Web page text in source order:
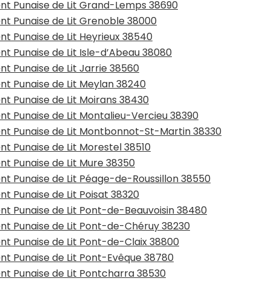
Punaise de Lit Grand-Lemps 38690
Punaise de Lit Grenoble 38000
Punaise de Lit Heyrieux 38540
Punaise de Lit Isle-d’Abeau 38080
Punaise de Lit Jarrie 38560
Punaise de Lit Meylan 38240
Punaise de Lit Moirans 38430
Punaise de Lit Montalieu-Vercieu 38390
Punaise de Lit Montbonnot-St-Martin 38330
Punaise de Lit Morestel 38510
Punaise de Lit Mure 38350
Punaise de Lit Péage-de-Roussillon 38550
Punaise de Lit Poisat 38320
Punaise de Lit Pont-de-Beauvoisin 38480
Punaise de Lit Pont-de-Chéruy 38230
Punaise de Lit Pont-de-Claix 38800
Punaise de Lit Pont-Evêque 38780
Punaise de Lit Pontcharra 38530